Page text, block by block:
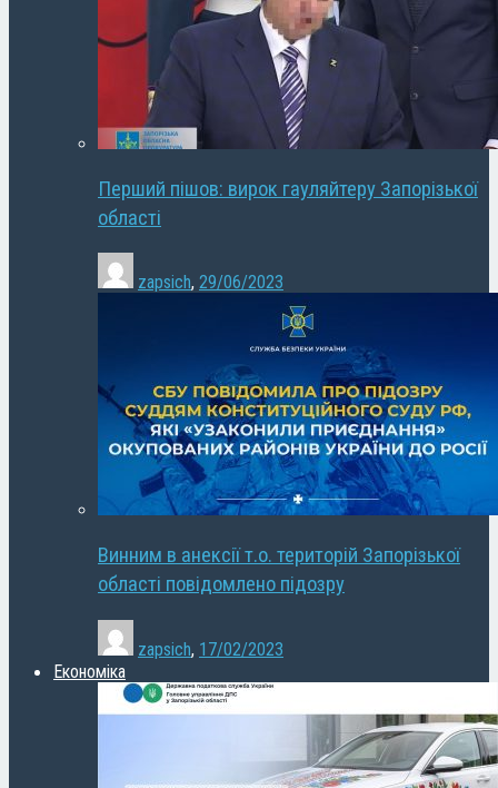
Перший пішов: вирок гауляйтеру Запорізької
області
zapsich, 29/06/2023
Винним в анексії т.о. територій Запорізької
області повідомлено підозру
zapsich, 17/02/2023
Економіка